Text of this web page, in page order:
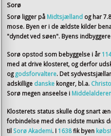
Sorø
Sorø ligger på Midtsjælland og har
mose. Byen er i de ældste kilder
"dyndet ved søen". Byens
Sorø opstod som bebyggelse i år
med at drive klosteret, og derfor
og godsforvaltere. Det
adskillige danske konger, bl.a.
Sorø megen anseelse i
Klosterets status skulle dog snart
forbindelse med den sidste munks
til Sorø Akademi. I 1638fik byen